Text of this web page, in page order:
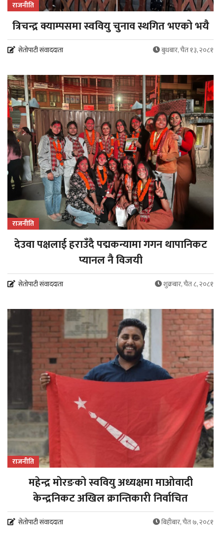
राजनीति
त्रिचन्द्र क्याम्पसमा स्ववियु चुनाव स्थगित भएको भयै
सेतोपाटी संवाददाता बुधबार, चैत १३, २०८१
राजनीति
देउवा पक्षलाई हराउँदै पद्मकन्यामा गगन थापानिकट
प्यानल नै विजयी
सेतोपाटी संवाददाता शुक्रबार, चैत ८, २०८१
राजनीति
महेन्द्र मोरङको स्ववियु अध्यक्षमा माओवादी
केन्द्रनिकट अखिल क्रान्तिकारी निर्वाचित
सेतोपाटी संवाददाता बिहीबार, चैत ७, २०८१